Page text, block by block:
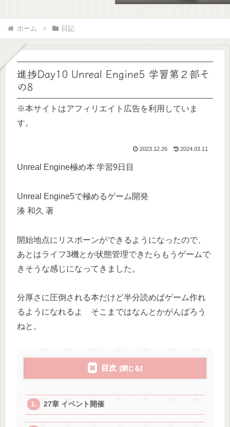
ホーム 日記
進捗Day10 Unreal Engine5 学習第２部そ
の8
※本サイトはアフィリエイト広告を利用していま
す。
2023.12.26 2024.03.11
Unreal Engine極め本 学習9日目
Unreal Engine5で極めるゲーム開発
湊 和久 著
開始地点にリスポーンができるようになったので、
あとはライフ3機とか状態管理できたらもうゲームで
きそうな感じになってきました。
分厚さに圧倒される本だけど半分読めばゲーム作れ
るようになれるよ そこまではなんとかがんばろう
ねと。
目次
27章 イベント開催